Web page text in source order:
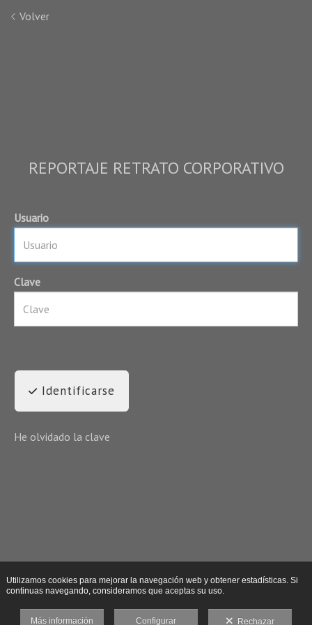
Volver
REPORTAJE RETRATO CORPORATIVO
Usuario
Clave
Identificarse
He olvidado la clave
Utilizamos cookies para mejorar la navegación web y obtener estadísticas. Si
continuas navegando, consideramos que aceptas su uso.
Más información Configurar Rechazar